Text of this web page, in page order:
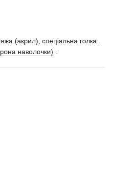
(акрил), спеціальна голка.
наволочки)